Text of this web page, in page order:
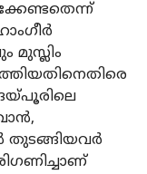
മുസ്ലിം
തുടങ്ങിയവര്‍